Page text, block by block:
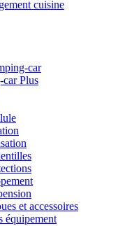
cuisine
car
car Plus
et accessoires
équipement